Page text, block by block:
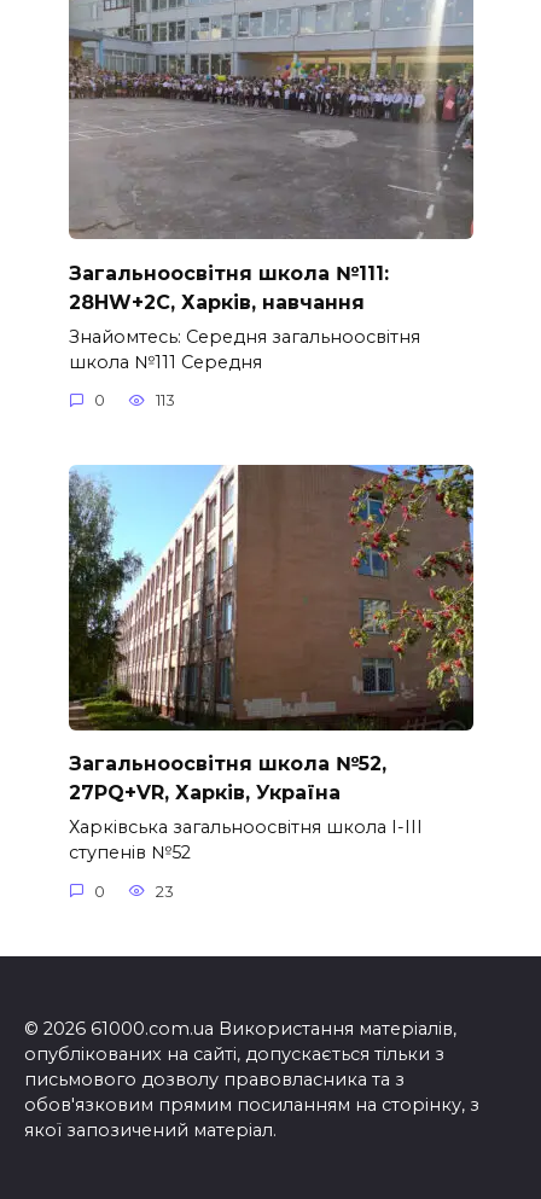
Загальноосвітня школа №111:
28HW+2C, Харків, навчання
Знайомтесь: Середня загальноосвітня
школа №111 Середня
0 113
Загальноосвітня школа №52,
27PQ+VR, Харків, Україна
Харківська загальноосвітня школа I-III
ступенів №52
0 23
© 2026 61000.com.ua Використання матеріалів,
опублікованих на сайті, допускається тільки з
письмового дозволу правовласника та з
обов'язковим прямим посиланням на сторінку, з
якої запозичений матеріал.